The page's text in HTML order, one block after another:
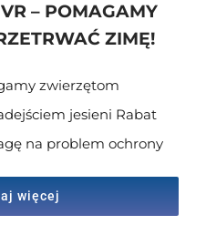
– POMAGAMY
ZIMĘ!
zwierzętom
jesieni Rabat
na problem ochrony
więcej